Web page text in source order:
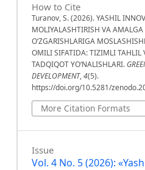
How to Cite
Turanov, S. (2026). YASHIL
MOLIYALASHTIRISH VA
O‘ZGARISHLARIGA
OMILI SIFATIDA: TIZIMLI TAHLIL
TADQIQOT YO‘NALISHLARI.
DEVELOPMENT,4(5).
https://doi.org/10.5281/
More Citation Formats
Issue
Vol. 4 No. 5 (2026):